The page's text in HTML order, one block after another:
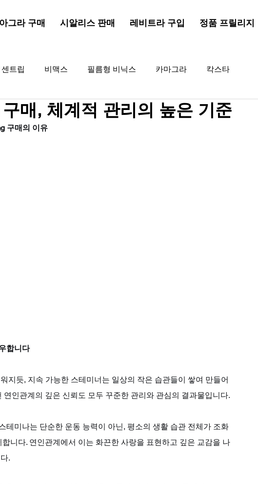
그라 구매 시알리스 판매 레비트라 구입 정품 프릴리지
트립 비맥스 필름형 비닉스 카마그라 칵스타
해포쿠 골드비아그라 비아그라 골드시알리스 프릴리지
매, 체계적 관리의 높은 기준
구매의 이유
합니다
지듯, 지속 가능한 스테미너는 일상의 작은 습관들이 쌓여 만들어
연인관계의 깊은 신뢰도 모두 꾸준한 관리와 관심의 결과물입니다.
테미나는 단순한 운동 능력이 아닌, 평소의 생활 습관 전체가 조화
니다. 연인관계에서 이는 화끈한 사랑을 표현하고 깊은 교감을 나
.